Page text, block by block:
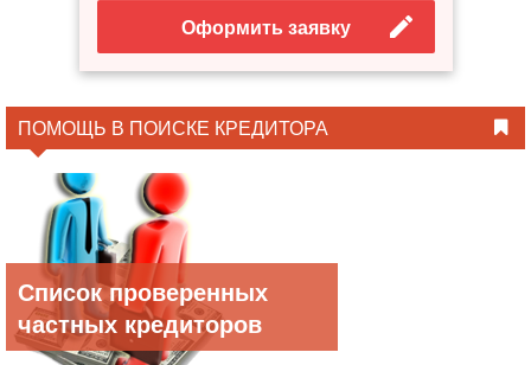
Оформить заявку
ПОМОЩЬ В ПОИСКЕ КРЕДИТОРА
Список проверенных
частных кредиторов